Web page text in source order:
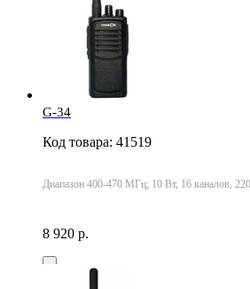
G-34
Код товара: 41519
Диапазон 400-470 МГц; 10 Вт, 16 каналов,
8 920 р.